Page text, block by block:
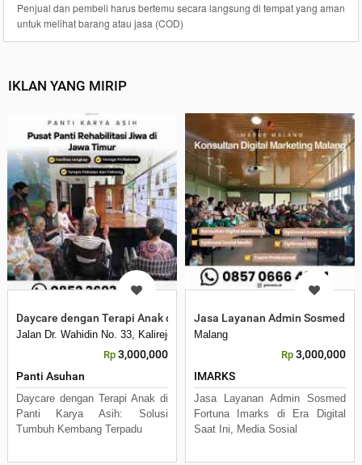
Penjual dan pembeli harus bertemu secara langsung di tempat yang aman
untuk melihat barang atau jasa (COD)
IKLAN YANG MIRIP
Daycare dengan Terapi Anak di Panti Karya Asih
Jalan Dr. Wahidin No. 33, Kalirejo, Kecamatan Lawang, Kabupaten
Rp 3,000,000
Panti Asuhan
Daycare dengan Terapi Anak di
Panti Karya Asih: Solusi
Tumbuh Kembang Terpadu
Jasa Layanan Admin Sosmed
Malang
Rp 3,000,000
IMARKS
Jasa Layanan Admin Sosmed
Fortuna Imarks di Era Digital
Saat Ini, Media Sosial